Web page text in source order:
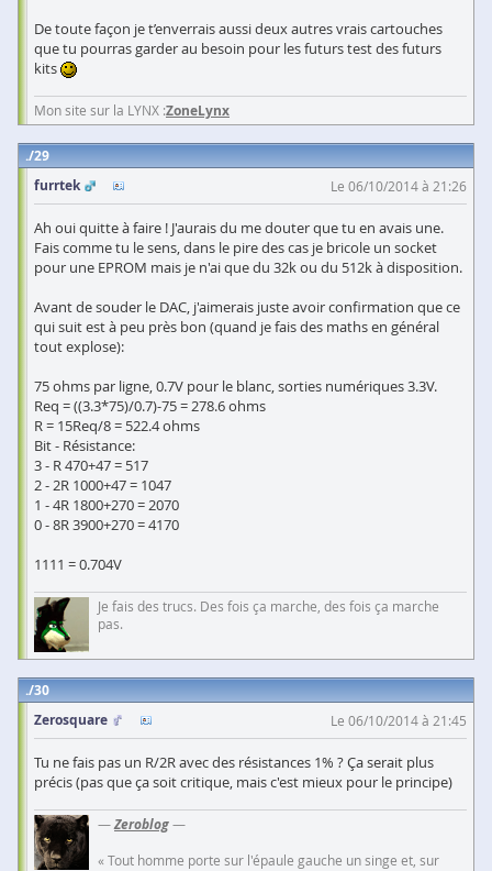
De toute façon je t’enverrais aussi deux autres vrais cartouches
que tu pourras garder au besoin pour les futurs test des futurs
kits
Mon site sur la LYNX :ZoneLynx
29
furrtek
Le 06/10/2014 à 21:26
Ah oui quitte à faire ! J'aurais du me douter que tu en avais une.
Fais comme tu le sens, dans le pire des cas je bricole un socket
pour une EPROM mais je n'ai que du 32k ou du 512k à disposition.
Avant de souder le DAC, j'aimerais juste avoir confirmation que ce
qui suit est à peu près bon (quand je fais des maths en général
tout explose):
75 ohms par ligne, 0.7V pour le blanc, sorties numériques 3.3V.
Req = ((3.3*75)/0.7)-75 = 278.6 ohms
R = 15Req/8 = 522.4 ohms
Bit - Résistance:
3 - R 470+47 = 517
2 - 2R 1000+47 = 1047
1 - 4R 1800+270 = 2070
0 - 8R 3900+270 = 4170
1111 = 0.704V
Je fais des trucs. Des fois ça marche, des fois ça marche
pas.
30
Zerosquare
Le 06/10/2014 à 21:45
Tu ne fais pas un R/2R avec des résistances 1% ? Ça serait plus
précis (pas que ça soit critique, mais c'est mieux pour le principe)
—Zeroblog—
« Tout homme porte sur l'épaule gauche un singe et, sur